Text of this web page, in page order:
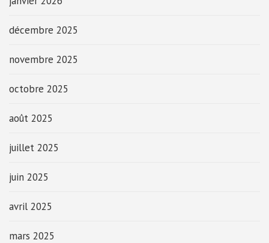
décembre 2025
novembre 2025
octobre 2025
août 2025
juillet 2025
juin 2025
avril 2025
mars 2025